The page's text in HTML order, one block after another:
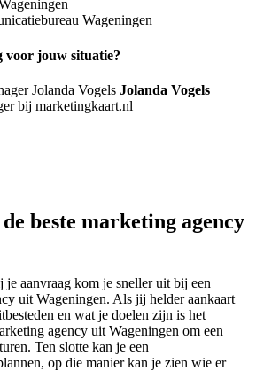
Wageningen
voor jouw situatie?
Jolanda Vogels
bij marketingkaart.nl
beste marketing agency
aanvraag kom je sneller uit bij een
uit Wageningen. Als jij helder aankaart
en wat je doelen zijn is het
agency uit Wageningen om een
Ten slotte kan je een
op die manier kan je zien wie er